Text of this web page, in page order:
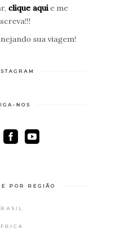
clique aquie me
sua viagem!
NOS
POR REGIÃO